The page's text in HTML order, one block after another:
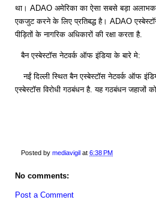
था। ADAO अमेरिका का ऐसा सबसे बड़ा
एकजुट करने के लिए प्रतिबद्ध है। ADAO
पीड़ितों के नागरिक अधिकारों की रक्षा करता है.
बैन एस्बेस्टॉस नेटवर्क ऑफ इंडिया के बारे मे:
नईं दिल्ली स्थित बैन एस्बेस्टॉस नेटवर्क ऑफ
एस्बेस्टॉस विरोधी गठबंधन है. यह गठबंधन जहाजों
Posted by mediavigil at 6:38 PM
No comments:
Post a Comment